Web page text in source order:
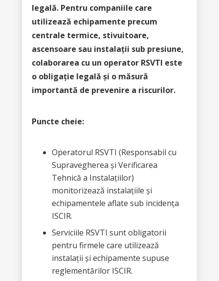
legală. Pentru companiile care
utilizează echipamente precum
centrale termice, stivuitoare,
ascensoare sau instalații sub presiune,
colaborarea cu un operator RSVTI este
o obligație legală și o măsură
importantă de prevenire a riscurilor.
Puncte cheie:
Operatorul RSVTI (Responsabil cu
Supravegherea și Verificarea
Tehnică a Instalațiilor)
monitorizează instalațiile și
echipamentele aflate sub incidența
ISCIR.
Serviciile RSVTI sunt obligatorii
pentru firmele care utilizează
instalații și echipamente supuse
reglementărilor ISCIR.